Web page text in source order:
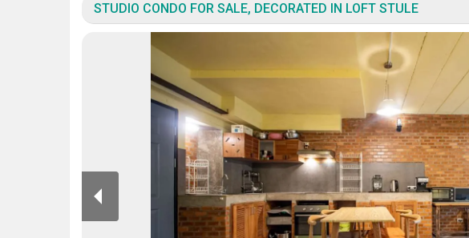
STUDIO CONDO FOR SALE, DECORATED IN LOFT STULE